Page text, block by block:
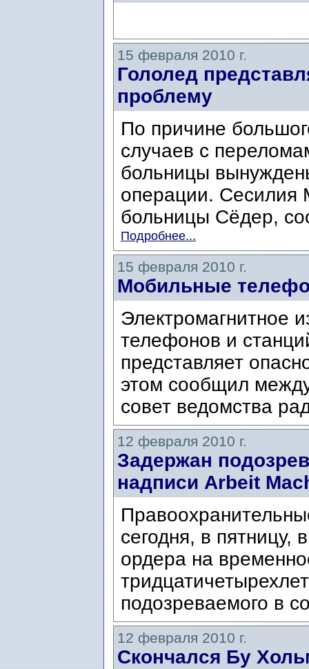
15 февраля 2010 г.
Гололед
проблему
По причине
случаев с
больницы
операции. Сесилия
больницы Сёдер,
Подробнее...
15 февраля 2010 г.
Мобильные
Электромагнитное
телефонов и
представляет
этом сообщил
совет ведомства
12 февраля 2010 г.
Задержан
надписи Arbeit
сегодня, в пятницу,
ордера на
подозреваемого в
12 февраля 2010 г.
Скончался Бу